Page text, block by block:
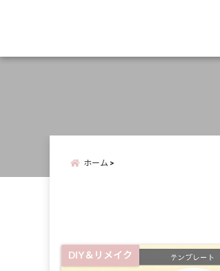
ホーム
DIY＆リメイク